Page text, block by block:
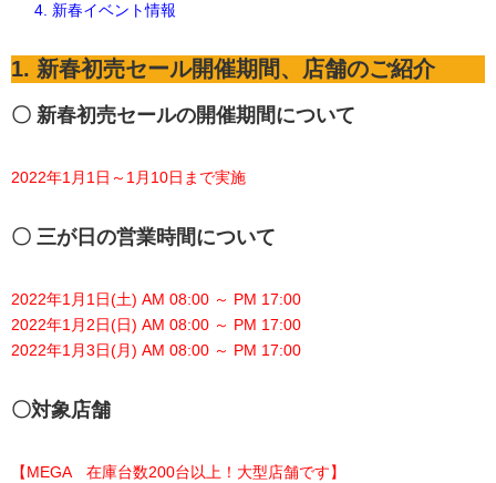
4. 新春イベント情報
1. 新春初売セール開催期間、店舗のご紹介
〇 新春初売セールの開催期間について
2022年1月1日～1月10日まで実施
〇 三が日の営業時間について
2022年1月1日(土) AM 08:00 ～ PM 17:00
2022年1月2日(日) AM 08:00 ～ PM 17:00
2022年1月3日(月) AM 08:00 ～ PM 17:00
〇対象店舗
【MEGA 在庫台数200台以上！大型店舗です】